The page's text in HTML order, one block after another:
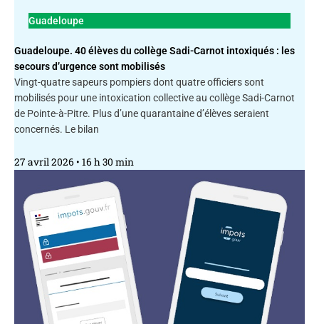
Guadeloupe
Guadeloupe. 40 élèves du collège Sadi-Carnot intoxiqués : les
secours d’urgence sont mobilisés
Vingt-quatre sapeurs pompiers dont quatre officiers sont
mobilisés pour une intoxication collective au collège Sadi-Carnot
de Pointe-à-Pitre. Plus d’une quarantaine d’élèves seraient
concernés. Le bilan
27 avril 2026 16 h 30 min